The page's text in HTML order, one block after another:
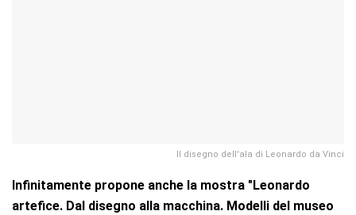
Il disegno dell'ala di Leonardo da Vinci
Infinitamente propone anche la mostra "Leonardo
artefice. Dal disegno alla macchina. Modelli del museo